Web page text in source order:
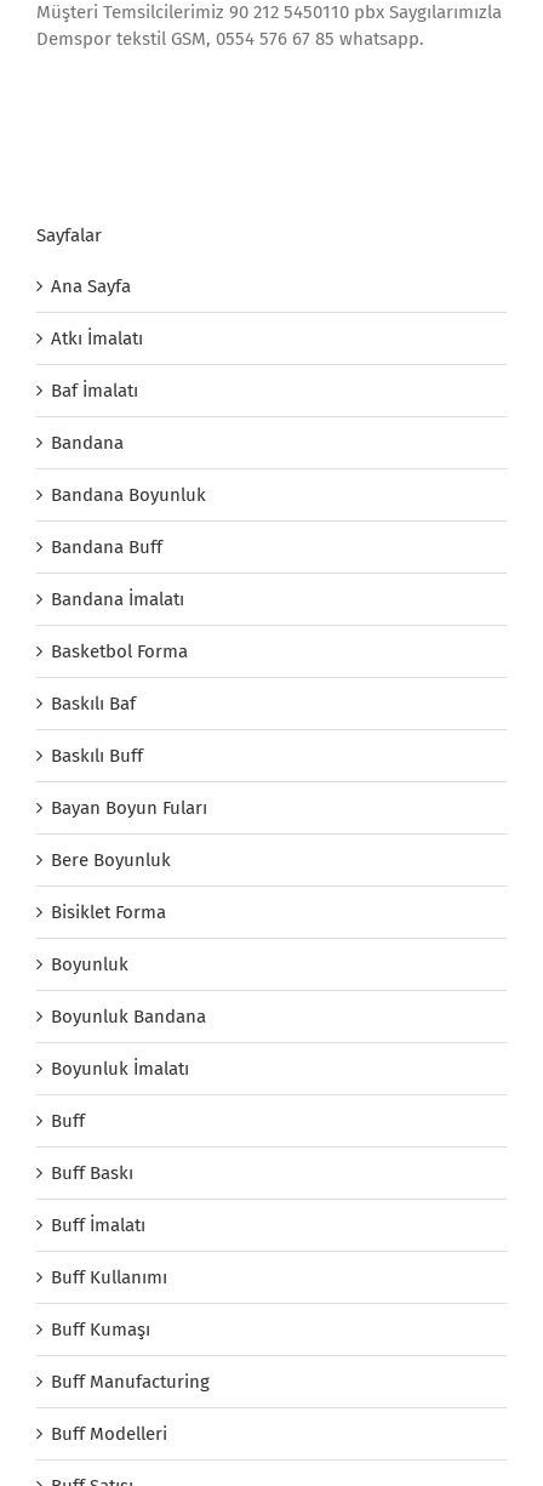
Müşteri Temsilcilerimiz 90 212 5450110 pbx Saygılarımızla
Demspor tekstil GSM, 0554 576 67 85 whatsapp.
Sayfalar
Ana Sayfa
Atkı İmalatı
Baf İmalatı
Bandana
Bandana Boyunluk
Bandana Buff
Bandana İmalatı
Basketbol Forma
Baskılı Baf
Baskılı Buff
Bayan Boyun Fuları
Bere Boyunluk
Bisiklet Forma
Boyunluk
Boyunluk Bandana
Boyunluk İmalatı
Buff
Buff Baskı
Buff İmalatı
Buff Kullanımı
Buff Kumaşı
Buff Manufacturing
Buff Modelleri